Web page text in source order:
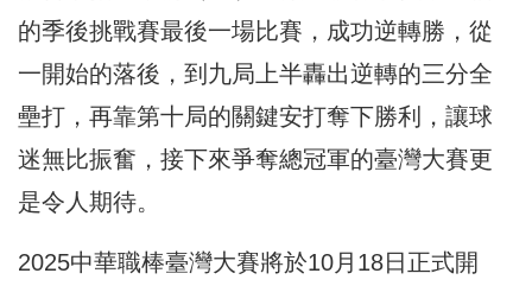
的季後挑戰賽最後一場比賽，成功逆轉勝，從
一開始的落後，到九局上半轟出逆轉的三分全
壘打，再靠第十局的關鍵安打奪下勝利，讓球
迷無比振奮，接下來爭奪總冠軍的臺灣大賽更
是令人期待。
2025中華職棒臺灣大賽將於10月18日正式開